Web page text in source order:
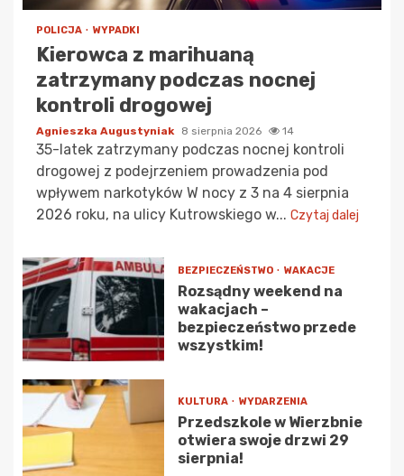
POLICJA WYPADKI
Kierowca z marihuaną
zatrzymany podczas nocnej
kontroli drogowej
Agnieszka Augustyniak 8 sierpnia 2026 14
35-latek zatrzymany podczas nocnej kontroli
drogowej z podejrzeniem prowadzenia pod
wpływem narkotyków W nocy z 3 na 4 sierpnia
2026 roku, na ulicy Kutrowskiego w... Czytaj dalej
BEZPIECZEŃSTWO WAKACJE
Rozsądny weekend na
wakacjach –
bezpieczeństwo przede
wszystkim!
KULTURA WYDARZENIA
Przedszkole w Wierzbnie
otwiera swoje drzwi 29
sierpnia!